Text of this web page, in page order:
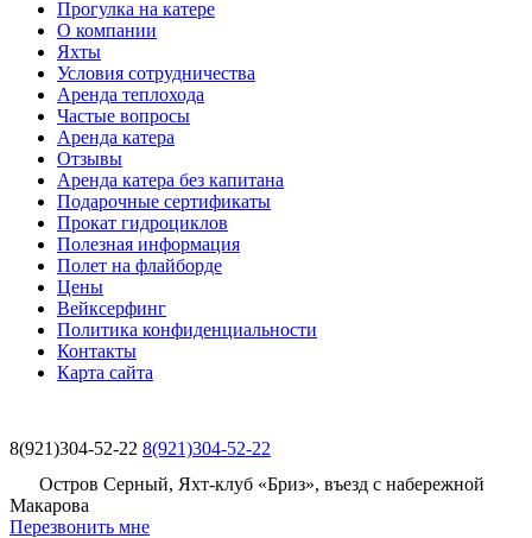
Прогулка на катере
О компании
Яхты
Условия сотрудничества
Аренда теплохода
Частые вопросы
Аренда катера
Отзывы
Аренда катера без капитана
Подарочные сертификаты
Прокат гидроциклов
Полезная информация
Полет на флайборде
Цены
Вейксерфинг
Политика конфиденциальности
Контакты
Карта сайта
8(921)304-52-22 8(921)304-52-22
Остров Серный, Яхт-клуб «Бриз», въезд с набережной
Макарова
Перезвонить мне